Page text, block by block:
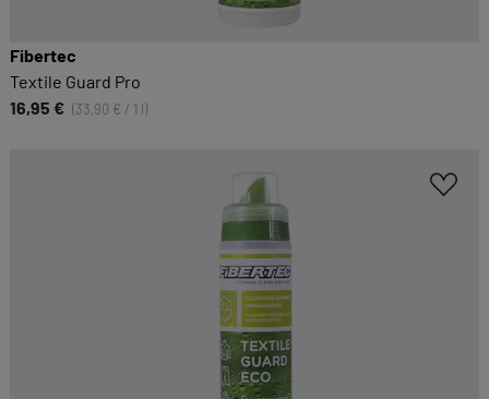
Fibertec
Textile Guard Pro
16,95 € (33,90 € / 1 l)